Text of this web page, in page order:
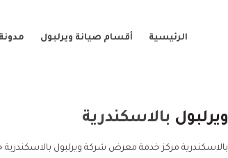
الرئيسية أقسام صيانة ويرلبول
ويرلبول بالاسكندرية
بالاسكندرية مركز خدمة معرض شركة ويرلبول